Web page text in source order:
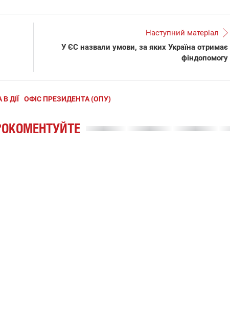
Наступний матеріал
У ЄС назвали умови, за яких Україна отримає
фіндопомогу
ДІЇ ОФІС ПРЕЗИДЕНТА (ОПУ)